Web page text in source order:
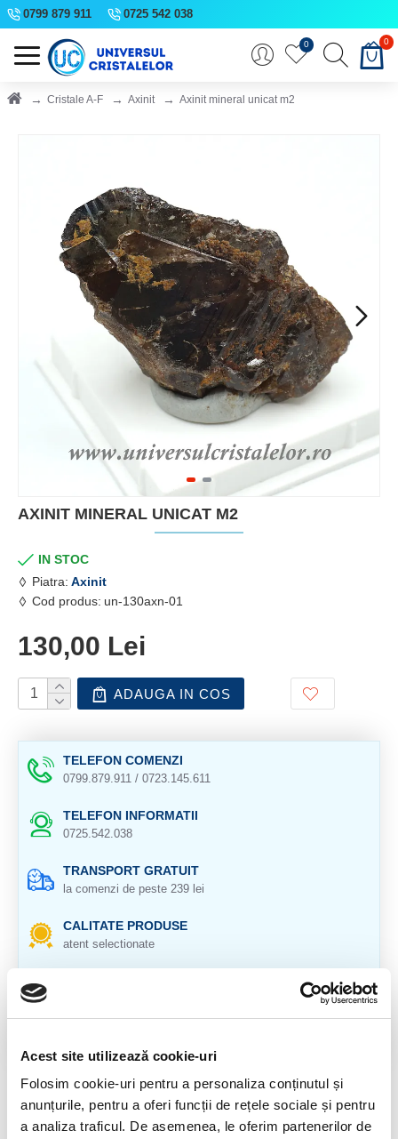
Acest site utilizează cookie-uri
Folosim cookie-uri pentru a personaliza conținutul și
anunțurile, pentru a oferi funcții de rețele sociale și pentru
a analiza traficul. De asemenea, le oferim partenerilor de
0799 879 911 0725 542 038
0 0
Cristale A-F Axinit Axinit mineral unicat m2
AXINIT MINERAL UNICAT M2
IN STOC
Piatra: Axinit
Cod produs: un-130axn-01
130,00 Lei
ADAUGA IN COS
TELEFON COMENZI
0799.879.911 / 0723.145.611
TELEFON INFORMATII
0725.542.038
TRANSPORT GRATUIT
la comenzi de peste 239 lei
CALITATE PRODUSE
atent selectionate
pentru toate produsele
DESCRIERE PRODUS
Origine: Kharan